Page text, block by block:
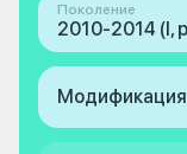
Поколение
2010-2014 (I,
Модификация